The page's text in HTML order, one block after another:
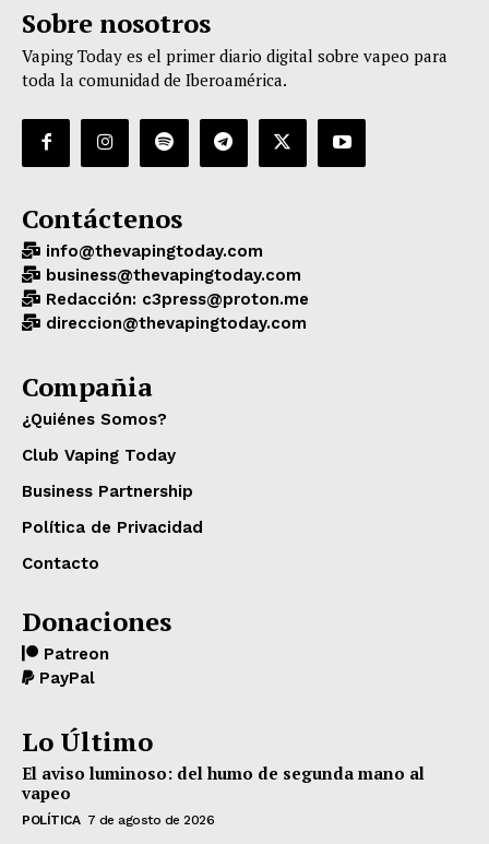
Sobre nosotros
Vaping Today es el primer diario digital sobre vapeo para
toda la comunidad de Iberoamérica.
Contáctenos
info@thevapingtoday.com
business@thevapingtoday.com
Redacción: c3press@proton.me
direccion@thevapingtoday.com
Compañia
¿Quiénes Somos?
Club Vaping Today
Business Partnership
Política de Privacidad
Contacto
Donaciones
Patreon
PayPal
Lo Último
El aviso luminoso: del humo de segunda mano al
vapeo
POLÍTICA 7 de agosto de 2026